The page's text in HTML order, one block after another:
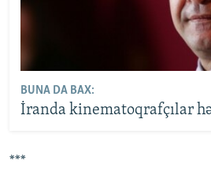
BUNA DA BAX:
İranda kinematoqrafçılar
***